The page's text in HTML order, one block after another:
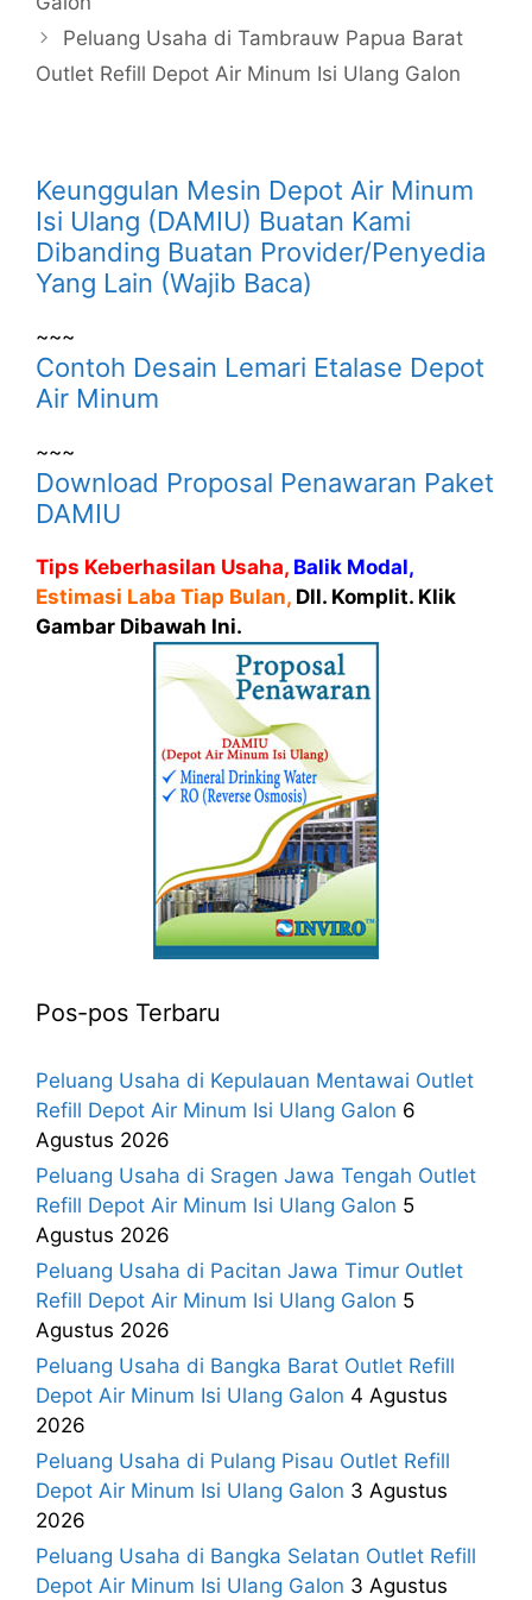
Peluang Usaha di Tambrauw Papua Barat
Outlet Refill Depot Air Minum Isi Ulang Galon
Keunggulan Mesin Depot Air Minum
Isi Ulang (DAMIU) Buatan Kami
Dibanding Buatan Provider/Penyedia
Yang Lain (Wajib Baca)
~~~
Contoh Desain Lemari Etalase Depot
Air Minum
~~~
Download Proposal Penawaran Paket
DAMIU
Tips Keberhasilan Usaha, Balik Modal,
Estimasi Laba Tiap Bulan, Dll. Komplit. Klik
Gambar Dibawah Ini.
Pos-pos Terbaru
Peluang Usaha di Kepulauan Mentawai Outlet
Refill Depot Air Minum Isi Ulang Galon 6
Agustus 2026
Peluang Usaha di Sragen Jawa Tengah Outlet
Refill Depot Air Minum Isi Ulang Galon 5
Agustus 2026
Peluang Usaha di Pacitan Jawa Timur Outlet
Refill Depot Air Minum Isi Ulang Galon 5
Agustus 2026
Peluang Usaha di Bangka Barat Outlet Refill
Depot Air Minum Isi Ulang Galon 4 Agustus
2026
Peluang Usaha di Pulang Pisau Outlet Refill
Depot Air Minum Isi Ulang Galon 3 Agustus
2026
Peluang Usaha di Bangka Selatan Outlet Refill
Depot Air Minum Isi Ulang Galon 3 Agustus